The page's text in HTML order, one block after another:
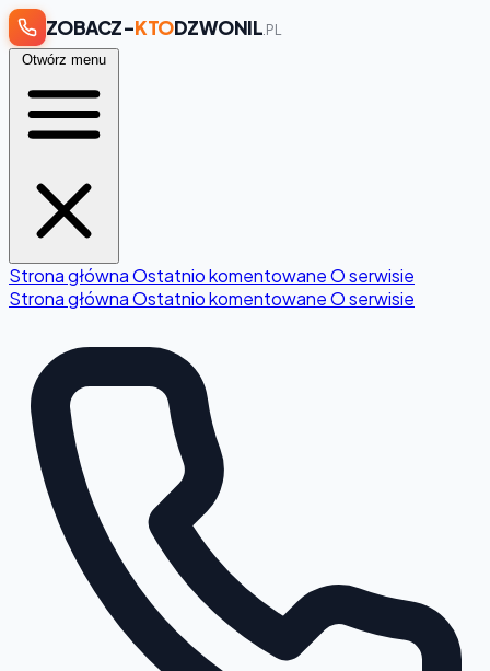
ZOBACZ-KTODZWONIL .PL
Otwórz menu
Strona głównaOstatnio komentowaneO serwisie
Strona głównaOstatnio komentowaneO serwisie